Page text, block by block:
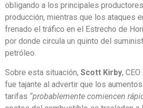
obligando a los principales
producción, mientras que los ataques
frenado el tráfico en el Estrecho de
por donde circula un quinto del
petróleo.
Sobre esta situación, Scott Kirby,
fue tajante al advertir que los
tarifas “probablemente comiencen